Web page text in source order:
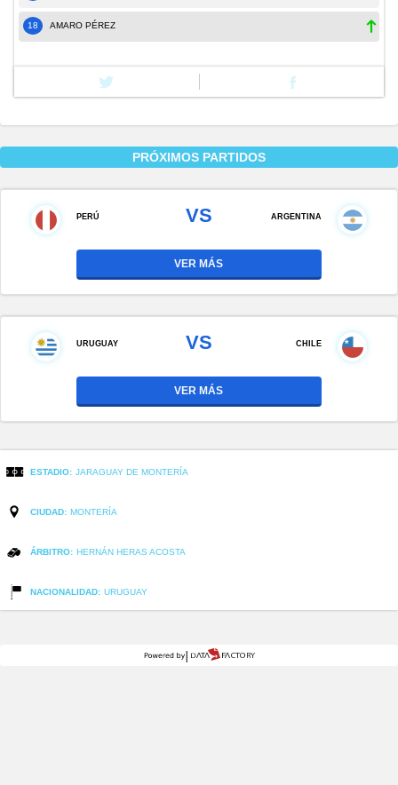
18 AMARO PÉREZ
PRÓXIMOS PARTIDOS
PERÚ VS ARGENTINA
VER MÁS
URUGUAY VS CHILE
VER MÁS
ESTADIO: JARAGUAY DE MONTERÍA
CIUDAD: MONTERÍA
ÁRBITRO: HERNÁN HERAS ACOSTA
NACIONALIDAD: URUGUAY